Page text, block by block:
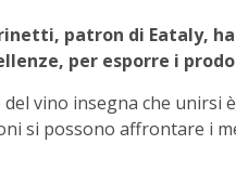
patron di Eataly,
per esporre i
del vino insegna che
si possono affrontare i